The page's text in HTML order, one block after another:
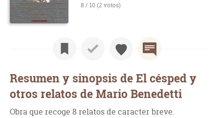
8 / 10 (2 votos)
Resumen y sinopsis de El césped y
otros relatos de Mario Benedetti
Obra que recoge 8 relatos de caracter breve.